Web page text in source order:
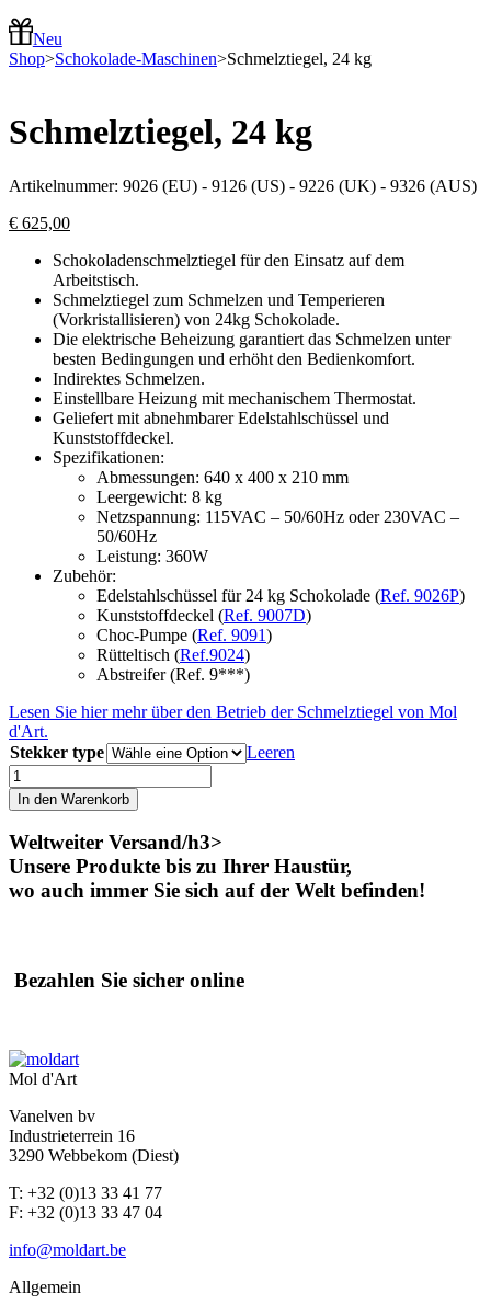
Neu
Shop>Schokolade-Maschinen>Schmelztiegel, 24 kg
Schmelztiegel, 24 kg
Artikelnummer: 9026 (EU) - 9126 (US) - 9226 (UK) - 9326 (AUS)
€ 625,00
Schokoladenschmelztiegel für den Einsatz auf dem
Arbeitstisch.
Schmelztiegel zum Schmelzen und Temperieren
(Vorkristallisieren) von 24kg Schokolade.
Die elektrische Beheizung garantiert das Schmelzen unter
besten Bedingungen und erhöht den Bedienkomfort.
Indirektes Schmelzen.
Einstellbare Heizung mit mechanischem Thermostat.
Geliefert mit abnehmbarer Edelstahlschüssel und
Kunststoffdeckel.
Spezifikationen:
Abmessungen: 640 x 400 x 210 mm
Leergewicht: 8 kg
Netzspannung: 115VAC – 50/60Hz oder 230VAC –
50/60Hz
Leistung: 360W
Zubehör:
Edelstahlschüssel für 24 kg Schokolade (Ref. 9026P)
Kunststoffdeckel (Ref. 9007D)
Choc-Pumpe (Ref. 9091)
Rütteltisch (Ref.9024)
Abstreifer (Ref. 9***)
Lesen Sie hier mehr über den Betrieb der Schmelztiegel von Mol
d'Art.
Stekker type
Leeren
Schmelztiegel,
24
kg
Menge
In den Warenkorb
Weltweiter Versand/h3>
Unsere Produkte bis zu Ihrer Haustür,
wo auch immer Sie sich auf der Welt befinden!
Bezahlen Sie sicher online
Mol d'Art
Vanelven bv
Industrieterrein 16
3290 Webbekom (Diest)
T: +32 (0)13 33 41 77
F: +32 (0)13 33 47 04
info@moldart.be
Allgemein